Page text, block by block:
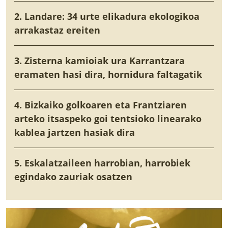
2. Landare: 34 urte elikadura ekologikoa
arrakastaz ereiten
3. Zisterna kamioiak ura Karrantzara
eramaten hasi dira, hornidura faltagatik
4. Bizkaiko golkoaren eta Frantziaren
arteko itsaspeko goi tentsioko linearako
kablea jartzen hasiak dira
5. Eskalatzaileen harrobian, harrobiek
egindako zauriak osatzen